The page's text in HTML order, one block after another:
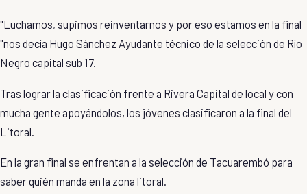
"Luchamos, supimos reinventarnos y por eso estamos en la final
"nos decía Hugo Sánchez Ayudante técnico de la selección de Río
Negro capital sub 17.
Tras lograr la clasificación frente a Rivera Capital de local y con
mucha gente apoyándolos, los jóvenes clasificaron a la final del
Litoral.
En la gran final se enfrentan a la selección de Tacuarembó para
saber quién manda en la zona litoral.